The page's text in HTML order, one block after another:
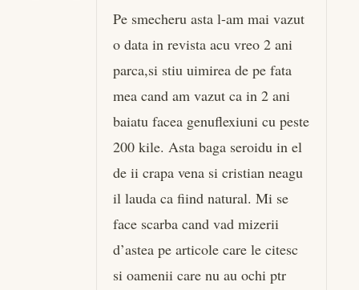
Pe smecheru asta l-am mai vazut
o data in revista acu vreo 2 ani
parca,si stiu uimirea de pe fata
mea cand am vazut ca in 2 ani
baiatu facea genuflexiuni cu peste
200 kile. Asta baga seroidu in el
de ii crapa vena si cristian neagu
il lauda ca fiind natural. Mi se
face scarba cand vad mizerii
d’astea pe articole care le citesc
si oamenii care nu au ochi ptr